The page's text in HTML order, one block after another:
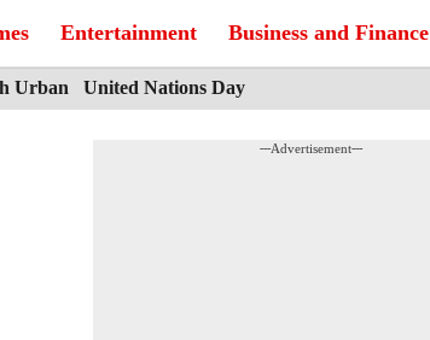
Entertainment Business and Finance
Urban United Nations Day
---Advertisement---